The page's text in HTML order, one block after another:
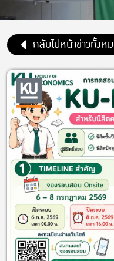
กลับไปหน้าข่าวทั้งห